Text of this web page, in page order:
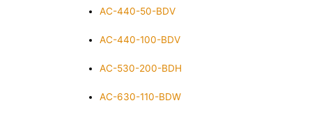
AC-440-50-BDV
AC-440-100-BDV
AC-530-200-BDH
AC-630-110-BDW